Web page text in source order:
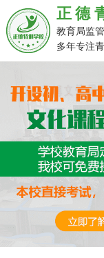
正德
教育局监
多年专注